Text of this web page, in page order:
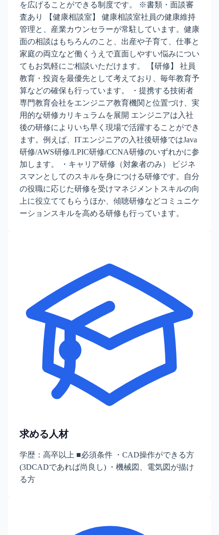
を広げることができる制度です。 ※書類・面談審
査あり 【健康相談室】 健康相談室社員の健康維持
管理と、産業カウンセラーが常駐しています。健康
面の相談はもちろんのこと、出産や子育て、仕事と
家庭の両立など働くうえで直面しやすい悩みについ
てもお気軽にご相談いただけます。 【研修】 社員
教育・投資を最優先として考えており、毎年教育予
算などの確保も行っています。 ・提携する技術者
専門教育会社をエンジニア教育機関と位置づけ、実
用的な研修カリキュラムを展開 エンジニアは入社
後の研修によりいち早く現場で活躍することができ
ます。例えば、ITエンジニアの入社後研修ではJava
研修/AWS研修/LPIC研修/CCNA研修のいずれかに参
加します。 ・キャリア研修（対象者のみ） ビジネ
スマンとしてのスキルを身につける研修です。自分
の役職に応じた研修を受けマネジメントスキルの向
上に役立ててもらうほか、傾聴研修などコミュニケ
ーションスキルを高める研修も行っています。
求める人材
学歴：高卒以上 ■必須条件 ・CAD操作ができる方
(3DCADであれば尚良し) ・機械図、電気図が描け
る方